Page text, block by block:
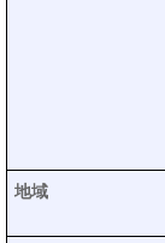
地域